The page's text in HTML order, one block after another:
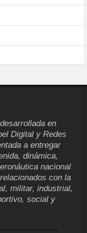
en
Digital y Redes
a entregar
dinámica,
nacional
con la
militar, industrial,
social y